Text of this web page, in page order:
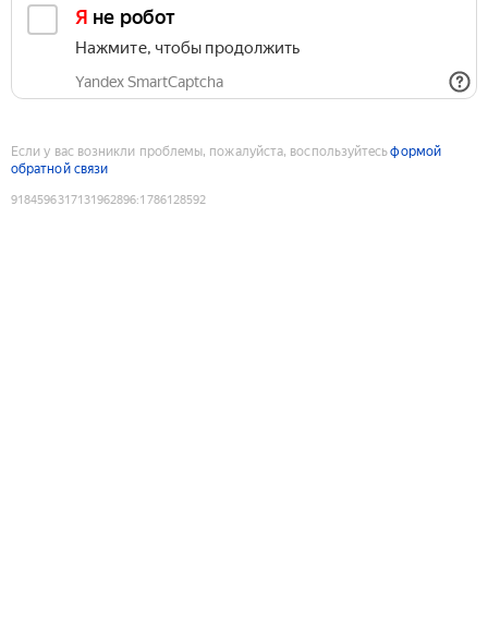
Я не робот
Нажмите, чтобы продолжить
Yandex SmartCaptcha
Если у вас возникли проблемы, пожалуйста, воспользуйтесьформой
обратной связи
9184596317131962896:1786128592